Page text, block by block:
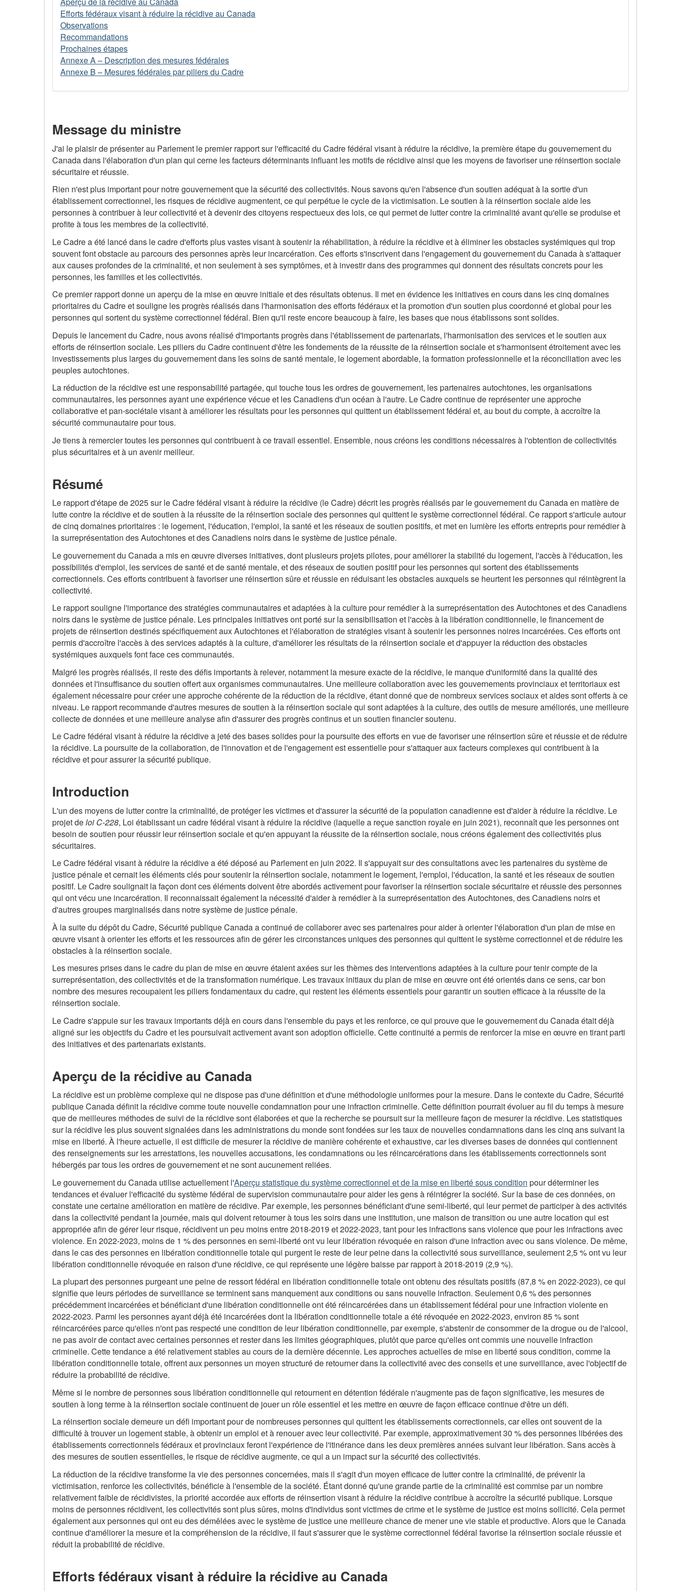
Efforts fédéraux visant à réduire la récidive au Canada
Observations
Recommandations
Prochaines étapes
Annexe A – Description des mesures fédérales
Annexe B – Mesures fédérales par piliers du Cadre
Message du ministre
J'ai le plaisir de présenter au Parlement le premier rapport sur l'efficacité du Cadre fédéral visant à réduire la récidive, la première étape du gouvernement du
Canada dans l'élaboration d'un plan qui cerne les facteurs déterminants influant les motifs de récidive ainsi que les moyens de favoriser une réinsertion sociale
sécuritaire et réussie.
Rien n'est plus important pour notre gouvernement que la sécurité des collectivités. Nous savons qu'en l'absence d'un soutien adéquat à la sortie d'un
établissement correctionnel, les risques de récidive augmentent, ce qui perpétue le cycle de la victimisation. Le soutien à la réinsertion sociale aide les
personnes à contribuer à leur collectivité et à devenir des citoyens respectueux des lois, ce qui permet de lutter contre la criminalité avant qu'elle se produise et
profite à tous les membres de la collectivité.
Le Cadre a été lancé dans le cadre d'efforts plus vastes visant à soutenir la réhabilitation, à réduire la récidive et à éliminer les obstacles systémiques qui trop
souvent font obstacle au parcours des personnes après leur incarcération. Ces efforts s'inscrivent dans l'engagement du gouvernement du Canada à s'attaquer
aux causes profondes de la criminalité, et non seulement à ses symptômes, et à investir dans des programmes qui donnent des résultats concrets pour les
personnes, les familles et les collectivités.
Ce premier rapport donne un aperçu de la mise en œuvre initiale et des résultats obtenus. Il met en évidence les initiatives en cours dans les cinq domaines
prioritaires du Cadre et souligne les progrès réalisés dans l'harmonisation des efforts fédéraux et la promotion d'un soutien plus coordonné et global pour les
personnes qui sortent du système correctionnel fédéral. Bien qu'il reste encore beaucoup à faire, les bases que nous établissons sont solides.
Depuis le lancement du Cadre, nous avons réalisé d'importants progrès dans l'établissement de partenariats, l'harmonisation des services et le soutien aux
efforts de réinsertion sociale. Les piliers du Cadre continuent d'être les fondements de la réussite de la réinsertion sociale et s'harmonisent étroitement avec les
investissements plus larges du gouvernement dans les soins de santé mentale, le logement abordable, la formation professionnelle et la réconciliation avec les
peuples autochtones.
La réduction de la récidive est une responsabilité partagée, qui touche tous les ordres de gouvernement, les partenaires autochtones, les organisations
communautaires, les personnes ayant une expérience vécue et les Canadiens d'un océan à l'autre. Le Cadre continue de représenter une approche
collaborative et pan-sociétale visant à améliorer les résultats pour les personnes qui quittent un établissement fédéral et, au bout du compte, à accroître la
sécurité communautaire pour tous.
Je tiens à remercier toutes les personnes qui contribuent à ce travail essentiel. Ensemble, nous créons les conditions nécessaires à l'obtention de collectivités
plus sécuritaires et à un avenir meilleur.
Résumé
Le rapport d'étape de 2025 sur le Cadre fédéral visant à réduire la récidive (le Cadre) décrit les progrès réalisés par le gouvernement du Canada en matière de
lutte contre la récidive et de soutien à la réussite de la réinsertion sociale des personnes qui quittent le système correctionnel fédéral. Ce rapport s'articule autour
de cinq domaines prioritaires : le logement, l'éducation, l'emploi, la santé et les réseaux de soutien positifs, et met en lumière les efforts entrepris pour remédier à
la surreprésentation des Autochtones et des Canadiens noirs dans le système de justice pénale.
Le gouvernement du Canada a mis en œuvre diverses initiatives, dont plusieurs projets pilotes, pour améliorer la stabilité du logement, l'accès à l'éducation, les
possibilités d'emploi, les services de santé et de santé mentale, et des réseaux de soutien positif pour les personnes qui sortent des établissements
correctionnels. Ces efforts contribuent à favoriser une réinsertion sûre et réussie en réduisant les obstacles auxquels se heurtent les personnes qui réintègrent la
collectivité.
Le rapport souligne l'importance des stratégies communautaires et adaptées à la culture pour remédier à la surreprésentation des Autochtones et des Canadiens
noirs dans le système de justice pénale. Les principales initiatives ont porté sur la sensibilisation et l'accès à la libération conditionnelle, le financement de
projets de réinsertion destinés spécifiquement aux Autochtones et l'élaboration de stratégies visant à soutenir les personnes noires incarcérées. Ces efforts ont
permis d'accroître l'accès à des services adaptés à la culture, d'améliorer les résultats de la réinsertion sociale et d'appuyer la réduction des obstacles
systémiques auxquels font face ces communautés.
Malgré les progrès réalisés, il reste des défis importants à relever, notamment la mesure exacte de la récidive, le manque d'uniformité dans la qualité des
données et l'insuffisance du soutien offert aux organismes communautaires. Une meilleure collaboration avec les gouvernements provinciaux et territoriaux est
également nécessaire pour créer une approche cohérente de la réduction de la récidive, étant donné que de nombreux services sociaux et aides sont offerts à ce
niveau. Le rapport recommande d'autres mesures de soutien à la réinsertion sociale qui sont adaptées à la culture, des outils de mesure améliorés, une meilleure
collecte de données et une meilleure analyse afin d'assurer des progrès continus et un soutien financier soutenu.
Le Cadre fédéral visant à réduire la récidive a jeté des bases solides pour la poursuite des efforts en vue de favoriser une réinsertion sûre et réussie et de réduire
la récidive. La poursuite de la collaboration, de l'innovation et de l'engagement est essentielle pour s'attaquer aux facteurs complexes qui contribuent à la
récidive et pour assurer la sécurité publique.
Introduction
L'un des moyens de lutter contre la criminalité, de protéger les victimes et d'assurer la sécurité de la population canadienne est d'aider à réduire la récidive. Le
projet deloi C-228, Loi établissant un cadre fédéral visant à réduire la récidive (laquelle a reçue sanction royale en juin 2021), reconnaît que les personnes ont
besoin de soutien pour réussir leur réinsertion sociale et qu'en appuyant la réussite de la réinsertion sociale, nous créons également des collectivités plus
sécuritaires.
Le Cadre fédéral visant à réduire la récidive a été déposé au Parlement en juin 2022. Il s'appuyait sur des consultations avec les partenaires du système de
justice pénale et cernait les éléments clés pour soutenir la réinsertion sociale, notamment le logement, l'emploi, l'éducation, la santé et les réseaux de soutien
positif. Le Cadre soulignait la façon dont ces éléments doivent être abordés activement pour favoriser la réinsertion sociale sécuritaire et réussie des personnes
qui ont vécu une incarcération. Il reconnaissait également la nécessité d'aider à remédier à la surreprésentation des Autochtones, des Canadiens noirs et
d'autres groupes marginalisés dans notre système de justice pénale.
À la suite du dépôt du Cadre, Sécurité publique Canada a continué de collaborer avec ses partenaires pour aider à orienter l'élaboration d'un plan de mise en
œuvre visant à orienter les efforts et les ressources afin de gérer les circonstances uniques des personnes qui quittent le système correctionnel et de réduire les
obstacles à la réinsertion sociale.
Les mesures prises dans le cadre du plan de mise en œuvre étaient axées sur les thèmes des interventions adaptées à la culture pour tenir compte de la
surreprésentation, des collectivités et de la transformation numérique. Les travaux initiaux du plan de mise en œuvre ont été orientés dans ce sens, car bon
nombre des mesures recoupaient les piliers fondamentaux du cadre, qui restent les éléments essentiels pour garantir un soutien efficace à la réussite de la
réinsertion sociale.
Le Cadre s'appuie sur les travaux importants déjà en cours dans l'ensemble du pays et les renforce, ce qui prouve que le gouvernement du Canada était déjà
aligné sur les objectifs du Cadre et les poursuivait activement avant son adoption officielle. Cette continuité a permis de renforcer la mise en œuvre en tirant parti
des initiatives et des partenariats existants.
Aperçu de la récidive au Canada
La récidive est un problème complexe qui ne dispose pas d'une définition et d'une méthodologie uniformes pour la mesure. Dans le contexte du Cadre, Sécurité
publique Canada définit la récidive comme toute nouvelle condamnation pour une infraction criminelle. Cette définition pourrait évoluer au fil du temps à mesure
que de meilleures méthodes de suivi de la récidive sont élaborées et que la recherche se poursuit sur la meilleure façon de mesurer la récidive. Les statistiques
sur la récidive les plus souvent signalées dans les administrations du monde sont fondées sur les taux de nouvelles condamnations dans les cinq ans suivant la
mise en liberté. À l'heure actuelle, il est difficile de mesurer la récidive de manière cohérente et exhaustive, car les diverses bases de données qui contiennent
des renseignements sur les arrestations, les nouvelles accusations, les condamnations ou les réincarcérations dans les établissements correctionnels sont
hébergés par tous les ordres de gouvernement et ne sont aucunement reliées.
Le gouvernement du Canada utilise actuellement l'Aperçu statistique du système correctionnel et de la mise en liberté sous condition pour déterminer les
tendances et évaluer l'efficacité du système fédéral de supervision communautaire pour aider les gens à réintégrer la société. Sur la base de ces données, on
constate une certaine amélioration en matière de récidive. Par exemple, les personnes bénéficiant d'une semi-liberté, qui leur permet de participer à des activités
dans la collectivité pendant la journée, mais qui doivent retourner à tous les soirs dans une institution, une maison de transition ou une autre location qui est
appropriée afin de gérer leur risque, récidivent un peu moins entre 2018-2019 et 2022-2023, tant pour les infractions sans violence que pour les infractions avec
violence. En 2022-2023, moins de 1 % des personnes en semi-liberté ont vu leur libération révoquée en raison d'une infraction avec ou sans violence. De même,
dans le cas des personnes en libération conditionnelle totale qui purgent le reste de leur peine dans la collectivité sous surveillance, seulement 2,5 % ont vu leur
libération conditionnelle révoquée en raison d'une récidive, ce qui représente une légère baisse par rapport à 2018-2019 (2,9 %).
La plupart des personnes purgeant une peine de ressort fédéral en libération conditionnelle totale ont obtenu des résultats positifs (87,8 % en 2022-2023), ce qui
signifie que leurs périodes de surveillance se terminent sans manquement aux conditions ou sans nouvelle infraction. Seulement 0,6 % des personnes
précédemment incarcérées et bénéficiant d'une libération conditionnelle ont été réincarcérées dans un établissement fédéral pour une infraction violente en
2022-2023. Parmi les personnes ayant déjà été incarcérées dont la libération conditionnelle totale a été révoquée en 2022-2023, environ 85 % sont
réincarcérées parce qu'elles n'ont pas respecté une condition de leur libération conditionnelle, par exemple, s'abstenir de consommer de la drogue ou de l'alcool,
ne pas avoir de contact avec certaines personnes et rester dans les limites géographiques, plutôt que parce qu'elles ont commis une nouvelle infraction
criminelle. Cette tendance a été relativement stables au cours de la dernière décennie. Les approches actuelles de mise en liberté sous condition, comme la
libération conditionnelle totale, offrent aux personnes un moyen structuré de retourner dans la collectivité avec des conseils et une surveillance, avec l'objectif de
réduire la probabilité de récidive.
Même si le nombre de personnes sous libération conditionnelle qui retournent en détention fédérale n'augmente pas de façon significative, les mesures de
soutien à long terme à la réinsertion sociale continuent de jouer un rôle essentiel et les mettre en œuvre de façon efficace continue d'être un défi.
La réinsertion sociale demeure un défi important pour de nombreuses personnes qui quittent les établissements correctionnels, car elles ont souvent de la
difficulté à trouver un logement stable, à obtenir un emploi et à renouer avec leur collectivité. Par exemple, approximativement 30 % des personnes libérées des
établissements correctionnels fédéraux et provinciaux feront l'expérience de l'itinérance dans les deux premières années suivant leur libération. Sans accès à
des mesures de soutien essentielles, le risque de récidive augmente, ce qui a un impact sur la sécurité des collectivités.
La réduction de la récidive transforme la vie des personnes concernées, mais il s'agit d'un moyen efficace de lutter contre la criminalité, de prévenir la
victimisation, renforce les collectivités, bénéficie à l'ensemble de la société. Étant donné qu'une grande partie de la criminalité est commise par un nombre
relativement faible de récidivistes, la priorité accordée aux efforts de réinsertion visant à réduire la récidive contribue à accroître la sécurité publique. Lorsque
moins de personnes récidivent, les collectivités sont plus sûres, moins d'individus sont victimes de crime et le système de justice est moins sollicité. Cela permet
également aux personnes qui ont eu des démêlées avec le système de justice une meilleure chance de mener une vie stable et productive. Alors que le Canada
continue d'améliorer la mesure et la compréhension de la récidive, il faut s'assurer que le système correctionnel fédéral favorise la réinsertion sociale réussie et
réduit la probabilité de récidive.
Efforts fédéraux visant à réduire la récidive au Canada